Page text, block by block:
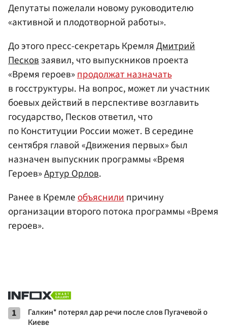
Депутаты пожелали новому руководителю
«активной и плодотворной работы».
До этого пресс-секретарь КремляДмитрий
Песковзаявил, что выпускников проекта
«Время героев»продолжат назначать
в госструктуры. На вопрос, может ли участник
боевых действий в перспективе возглавить
государство, Песков ответил, что
по Конституции России может. В середине
сентября главой «Движения первых» был
назначен выпускник программы «Время
Героев»Артур Орлов.
Ранее в Кремлеобъяснилипричину
организации второго потока программы «Время
героев».
1
Галкин* потерял дар речи после слов Пугачевой о
Киеве